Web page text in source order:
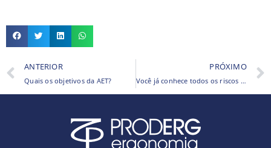
Prev
ANTERIOR
Quais os objetivos da AET?
PRÓXIMO
Você já conhece todos os riscos ergonômicos que estão no PGR?